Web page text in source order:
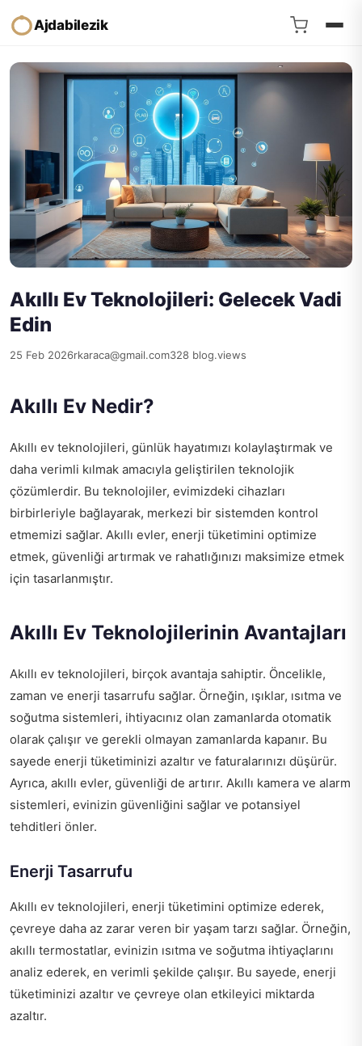
Ajdabilezik
Akıllı Ev Teknolojileri: Gelecek Vadi
Edin
25 Feb 2026rkaraca@gmail.com328 blog.views
Akıllı Ev Nedir?
Akıllı ev teknolojileri, günlük hayatımızı kolaylaştırmak ve
daha verimli kılmak amacıyla geliştirilen teknolojik
çözümlerdir. Bu teknolojiler, evimizdeki cihazları
birbirleriyle bağlayarak, merkezi bir sistemden kontrol
etmemizi sağlar. Akıllı evler, enerji tüketimini optimize
etmek, güvenliği artırmak ve rahatlığınızı maksimize etmek
için tasarlanmıştır.
Akıllı Ev Teknolojilerinin Avantajları
Akıllı ev teknolojileri, birçok avantaja sahiptir. Öncelikle,
zaman ve enerji tasarrufu sağlar. Örneğin, ışıklar, ısıtma ve
soğutma sistemleri, ihtiyacınız olan zamanlarda otomatik
olarak çalışır ve gerekli olmayan zamanlarda kapanır. Bu
sayede enerji tüketiminizi azaltır ve faturalarınızı düşürür.
Ayrıca, akıllı evler, güvenliği de artırır. Akıllı kamera ve alarm
sistemleri, evinizin güvenliğini sağlar ve potansiyel
tehditleri önler.
Enerji Tasarrufu
Akıllı ev teknolojileri, enerji tüketimini optimize ederek,
çevreye daha az zarar veren bir yaşam tarzı sağlar. Örneğin,
akıllı termostatlar, evinizin ısıtma ve soğutma ihtiyaçlarını
analiz ederek, en verimli şekilde çalışır. Bu sayede, enerji
tüketiminizi azaltır ve çevreye olan etkileyici miktarda
azaltır.